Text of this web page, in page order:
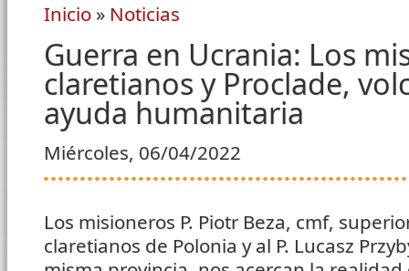
Se encuentra usted aquí
Inicio » Noticias
Guerra en Ucrania: Los
claretianos y Proclade,
ayuda humanitaria
Miércoles, 06/04/2022
Los misioneros P. Piotr Beza, cmf,
claretianos de Polonia y al P. Lucasz